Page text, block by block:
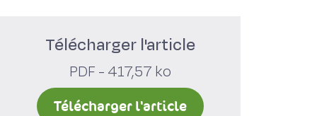
Télécharger l'article
PDF - 417,57 ko
Télécharger l'article